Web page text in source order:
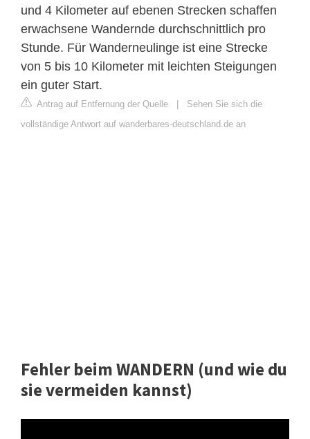
und 4 Kilometer auf ebenen Strecken schaffen
erwachsene Wandernde durchschnittlich pro
Stunde. Für Wanderneulinge ist eine Strecke
von 5 bis 10 Kilometer mit leichten Steigungen
ein guter Start.
Antrag auf Entfernung der Quelle
Sehen Sie sich die
vollständige Antwort auf wanderbares-deutschland.de an
Fehler beim WANDERN (und wie du
sie vermeiden kannst)